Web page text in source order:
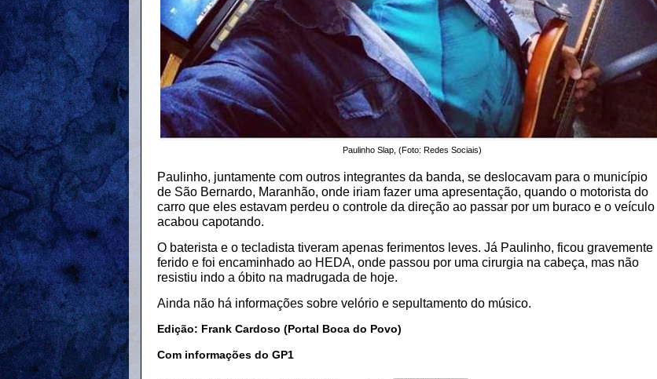
Paulinho Slap, (Foto: Redes Sociais)
Paulinho, juntamente com outros integrantes da banda, se deslocavam para o município
de São Bernardo, Maranhão, onde iriam fazer uma apresentação, quando o motorista do
carro que eles estavam perdeu o controle da direção ao passar por um buraco e o veículo
acabou capotando.
O baterista e o tecladista tiveram apenas ferimentos leves. Já Paulinho, ficou gravemente
ferido e foi encaminhado ao HEDA, onde passou por uma cirurgia na cabeça, mas não
resistiu indo a óbito na madrugada de hoje.
Ainda não há informações sobre velório e sepultamento do músico.
Edição: Frank Cardoso (Portal Boca do Povo)
Com informações do GP1